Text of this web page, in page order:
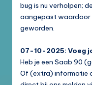
bug is nu verholpen;
aangepast waardoor
geworden.
07-10-2025: Voeg
Heb je een Saab 90
Of (extra) informatie